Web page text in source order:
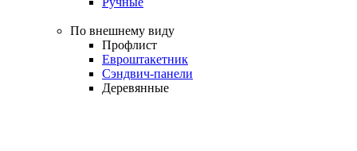
По внешнему виду
Профлист
Евроштакетник
Сэндвич-панели
Деревянные